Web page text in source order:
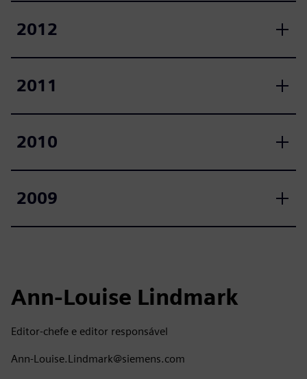
2012
2011
2010
2009
Ann-Louise Lindmark
Editor-chefe e editor responsável
Ann-Louise.Lindmark@siemens.com